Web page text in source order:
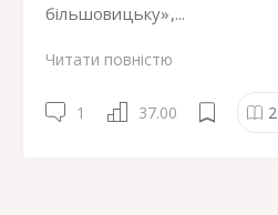
більшовицьку»,...
Читати повністю
1 37.00 2